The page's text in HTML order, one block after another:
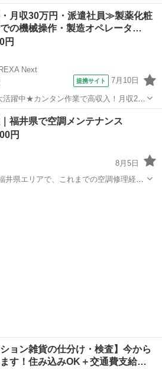
ください！！ 先輩スタッフがイチから
スタートした方も多数活躍しています
スタッフ
月収30万円・派遣社員≫製薬化粧
の機械操作・製造オペレータ…
円
Next
提携サイト 7月10日
活躍中★カンタン作業で高収入！月収29
品付きワンルーム寮完備！日払い制度
仕事 ◇医薬品の
具体的...
泉駅 その他
福井県で空調メンテナンス
円
8月5日
ション雑貨の仕分け・検査】今から
す！住み込みOK＋交通費支給…